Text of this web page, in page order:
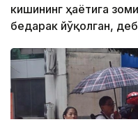
кишининг ҳаётига
бедарак йўқолган,